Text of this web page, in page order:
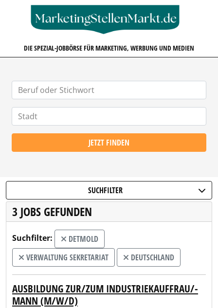
DIE SPEZIAL-JOBBÖRSE FÜR MARKETING, WERBUNG UND MEDIEN
JETZT FINDEN
SUCHFILTER
3 JOBS GEFUNDEN
Suchfilter:
DETMOLD
VERWALTUNG SEKRETARIAT
DEUTSCHLAND
AUSBILDUNG ZUR/ZUM INDUSTRIEKAUFFRAU/-
MANN (M/W/D)